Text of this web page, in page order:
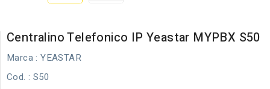
Centralino Telefonico IP Yeastar MYPBX S50
Marca : YEASTAR
Cod. : S50